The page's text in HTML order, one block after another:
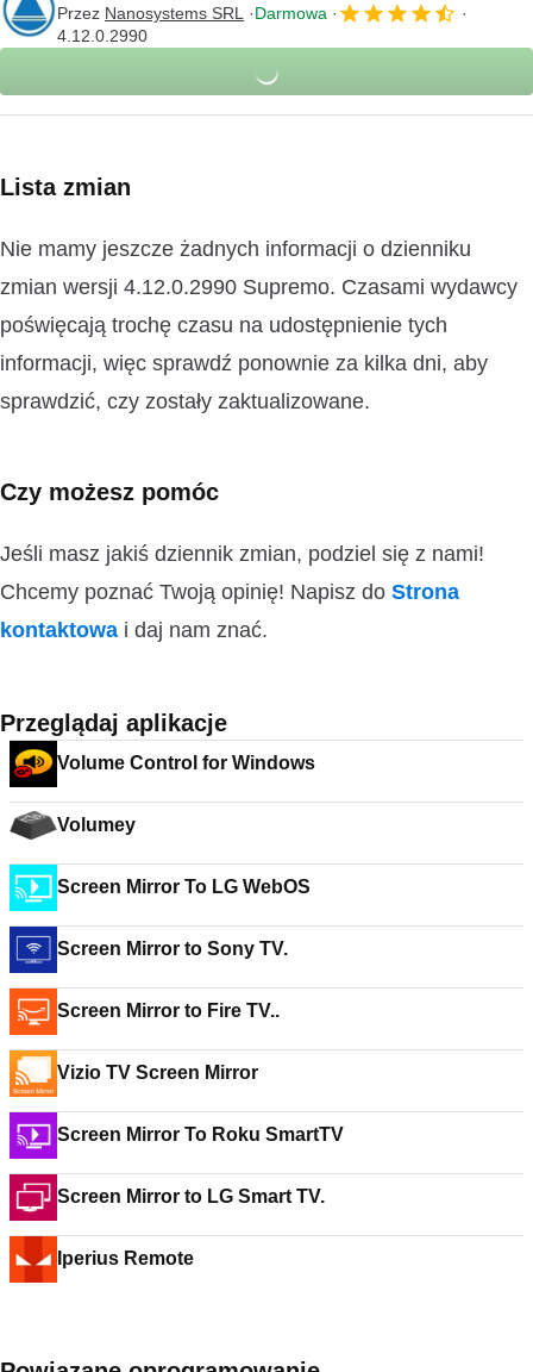
Przez Nanosystems SRL
Darmowa
4.12.0.2990
Lista zmian
Nie mamy jeszcze żadnych informacji o dzienniku
zmian wersji 4.12.0.2990 Supremo. Czasami wydawcy
poświęcają trochę czasu na udostępnienie tych
informacji, więc sprawdź ponownie za kilka dni, aby
sprawdzić, czy zostały zaktualizowane.
Czy możesz pomóc
Jeśli masz jakiś dziennik zmian, podziel się z nami!
Chcemy poznać Twoją opinię! Napisz do Strona
kontaktowa i daj nam znać.
Przeglądaj aplikacje
Volume Control for Windows
Volumey
Screen Mirror To LG WebOS
Screen Mirror to Sony TV.
Screen Mirror to Fire TV..
Vizio TV Screen Mirror
Screen Mirror To Roku SmartTV
Screen Mirror to LG Smart TV.
Iperius Remote